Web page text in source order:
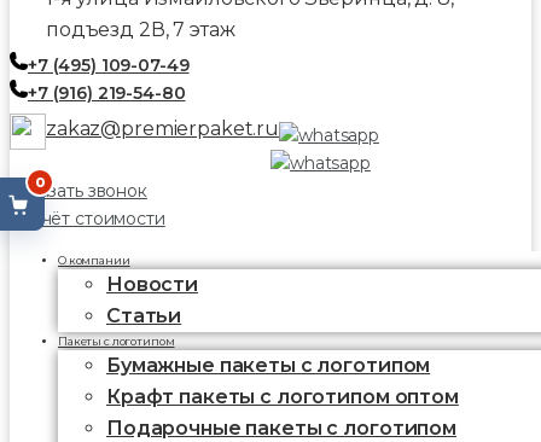
подъезд 2В, 7 этаж
+7 (495) 109-07-49
+7 (916) 219-54-80
zakaz@premierpaket.ru
Заказать звонок
Расчёт стоимости
0
О компании
Новости
Статьи
Пакеты с логотипом
Бумажные пакеты с логотипом
Крафт пакеты с логотипом оптом
Подарочные пакеты с логотипом